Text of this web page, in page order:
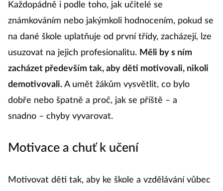
Každopádně i podle toho, jak učitelé se
známkováním nebo jakýmkoli hodnocením, pokud se
na dané škole uplatňuje od první třídy, zacházejí, lze
usuzovat na jejich profesionalitu. Měli by s ním
zacházet především tak, aby děti motivovali, nikoli
demotivovali. A umět žákům vysvětlit, co bylo
dobře nebo špatně a proč, jak se příště – a
snadno – chyby vyvarovat.
Motivace a chuť k učení
Motivovat děti tak, aby ke škole a vzdělávání vůbec